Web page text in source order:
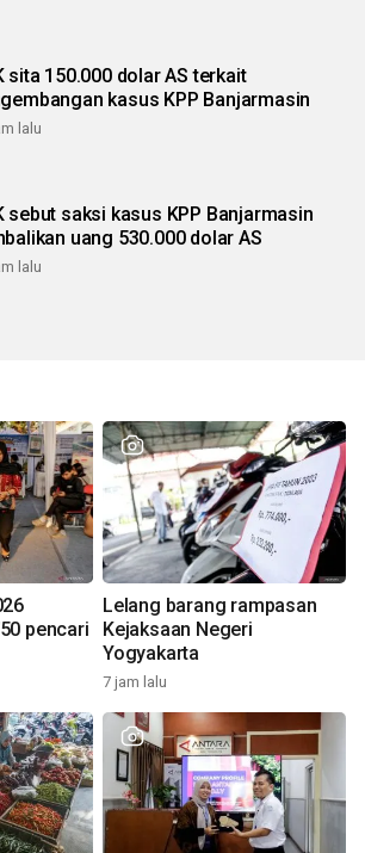
sita 150.000 dolar AS terkait
kasus KPP Banjarmasin
lalu
sebut saksi kasus KPP Banjarmasin
uang 530.000 dolar AS
lalu
pencari
Lelang barang rampasan
Kejaksaan Negeri
Yogyakarta
7 jam lalu